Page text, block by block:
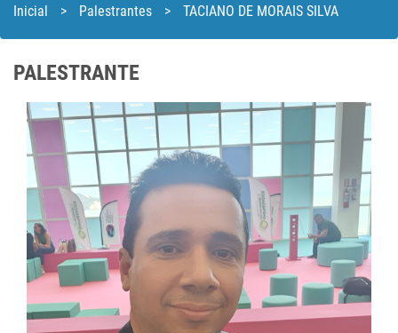
Inicial > Palestrantes > TACIANO DE MORAIS SILVA
PALESTRANTE